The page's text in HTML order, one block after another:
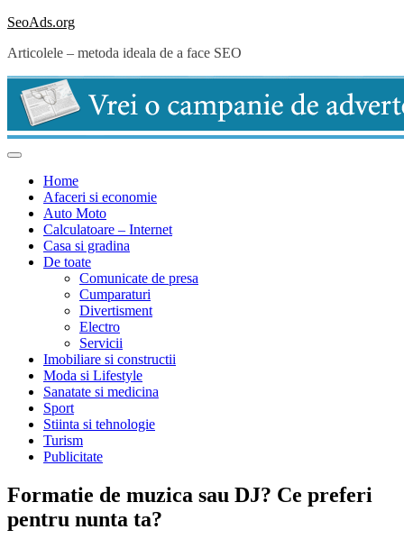
Skip
content
SeoAds.org
Articolele – metoda ideala de a face SEO
Home
Afaceri si economie
Auto Moto
Calculatoare – Internet
Casa si gradina
De toate
Comunicate de presa
Cumparaturi
Divertisment
Electro
Servicii
Imobiliare si constructii
Moda si Lifestyle
Sanatate si medicina
Sport
Stiinta si tehnologie
Turism
Publicitate
Formatie de muzica sau DJ? Ce preferi
pentru nunta ta?